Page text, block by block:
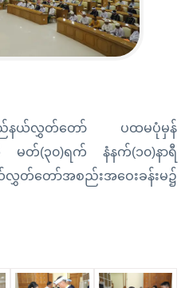
နယ်လွှတ်တော် ပထမပုံမှန်
တ်(၃၀)ရက် နံနက်(၁၀)နာရီ
တော်အစည်းအဝေးခန်းမ၌